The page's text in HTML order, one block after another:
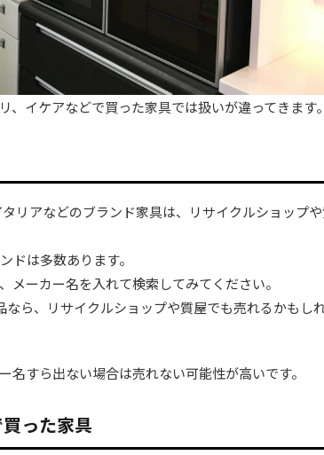
イケアなどで買った家具では扱いが違ってきます。
リアなどのブランド家具は、リサイクルショップ
ドは多数あります。
メーカー名を入れて検索してみてください。
ら、リサイクルショップや質屋でも売れるかもし
名すら出ない場合は売れない可能性が高いです。
った家具